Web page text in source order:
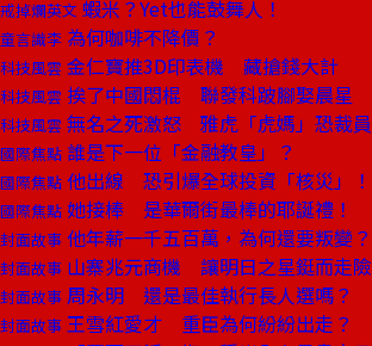
戒掉爛英文 蝦米？Yet也能鼓舞人！
童言識李 為何咖啡不降價？
科技風雲 金仁寶推3D印表機 藏搶錢大計
科技風雲 挨了中國悶棍 聯發科跛腳娶晨星
科技風雲 無名之死激怒 雅虎「虎媽」恐裁員
國際焦點 誰是下一位「金融教皇」？
國際焦點 他出線 恐引爆全球投資「核災」！
國際焦點 她接棒 是華爾街最棒的耶誕禮！
封面故事 他年薪一千五百萬，為何還要叛變？
封面故事 山寨兆元商機 讓明日之星鋌而走險
封面故事 周永明 還是最佳執行長人選嗎？
封面故事 王雪紅愛才 重臣為何紛紛出走？